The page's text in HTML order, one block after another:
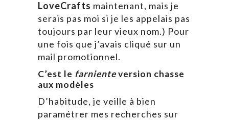
LoveCrafts maintenant, mais je
serais pas moi si je les appelais pas
toujours par leur vieux nom.) Pour
une fois que j’avais cliqué sur un
mail promotionnel.
C’est le farnienteversion chasse
aux modèles
D’habitude, je veille à bien
paramétrer mes recherches sur